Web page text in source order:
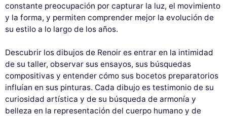
constante preocupación por capturar la luz, el movimiento
y la forma, y permiten comprender mejor la evolución de
su estilo a lo largo de los años.
Descubrir los dibujos de Renoir es entrar en la intimidad
de su taller, observar sus ensayos, sus búsquedas
compositivas y entender cómo sus bocetos preparatorios
influían en sus pinturas. Cada dibujo es testimonio de su
curiosidad artística y de su búsqueda de armonía y
belleza en la representación del cuerpo humano y de